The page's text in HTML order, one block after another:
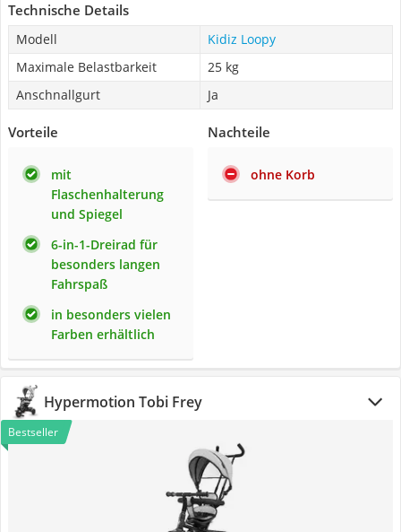
Technische Details
Modell
Kidiz Loopy
Maximale Belastbarkeit
25 kg
Anschnallgurt
Ja
Vorteile
mit
Flaschenhalterung
und Spiegel
6-in-1-Dreirad für
besonders langen
Fahrspaß
in besonders vielen
Farben erhältlich
Nachteile
ohne Korb
Hypermotion Tobi Frey
Bestseller